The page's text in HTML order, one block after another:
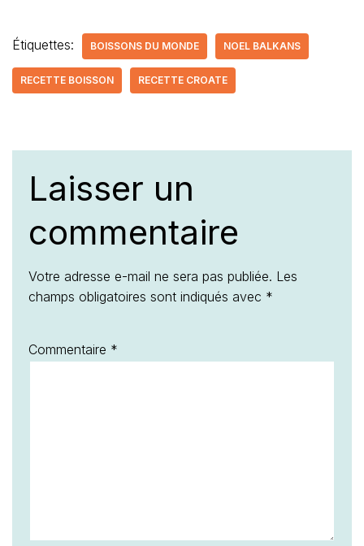
Étiquettes: BOISSONS DU MONDE NOEL BALKANS
RECETTE BOISSON RECETTE CROATE
Laisser un
commentaire
Votre adresse e-mail ne sera pas publiée. Les
champs obligatoires sont indiqués avec *
Commentaire *